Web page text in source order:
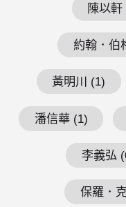
陳以軒
約翰．伯
黃明川 (1)
潘信華 (1)
李義弘
保羅．